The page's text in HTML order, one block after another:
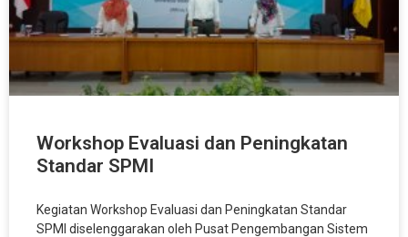
Workshop Evaluasi dan Peningkatan
Standar SPMI
Kegiatan Workshop Evaluasi dan Peningkatan Standar
SPMI diselenggarakan oleh Pusat Pengembangan Sistem